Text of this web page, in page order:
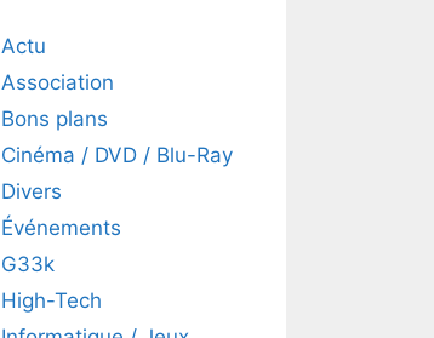
Actu
Association
Bons plans
Cinéma / DVD / Blu-Ray
Divers
Événements
G33k
High-Tech